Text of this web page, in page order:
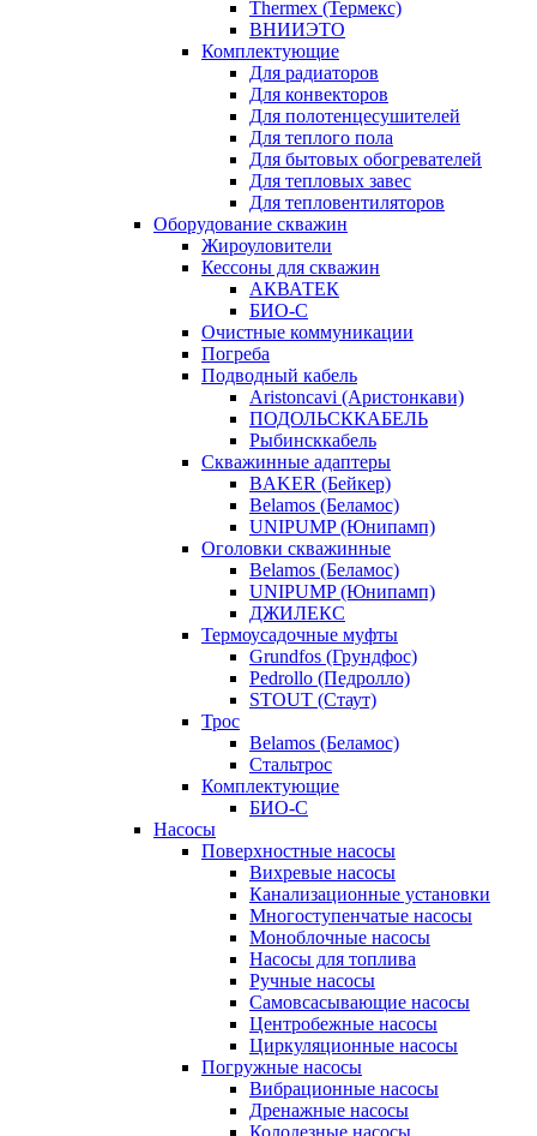
Thermex (Термекс)
ВНИИЭТО
Комплектующие
Для радиаторов
Для конвекторов
Для полотенцесушителей
Для теплого пола
Для бытовых обогревателей
Для тепловых завес
Для тепловентиляторов
Оборудование скважин
Жироуловители
Кессоны для скважин
АКВАТЕК
БИО-С
Очистные коммуникации
Погреба
Подводный кабель
Aristoncavi (Аристонкави)
ПОДОЛЬСККАБЕЛЬ
Рыбинсккабель
Скважинные адаптеры
BAKER (Бейкер)
Belamos (Беламос)
UNIPUMP (Юнипамп)
Оголовки скважинные
Belamos (Беламос)
UNIPUMP (Юнипамп)
ДЖИЛЕКС
Термоусадочные муфты
Grundfos (Грундфос)
Pedrollo (Педролло)
STOUT (Стаут)
Трос
Belamos (Беламос)
Стальтрос
Комплектующие
БИО-С
Насосы
Поверхностные насосы
Вихревые насосы
Канализационные установки
Многоступенчатые насосы
Моноблочные насосы
Насосы для топлива
Ручные насосы
Самовсасывающие насосы
Центробежные насосы
Циркуляционные насосы
Погружные насосы
Вибрационные насосы
Дренажные насосы
Колодезные насосы